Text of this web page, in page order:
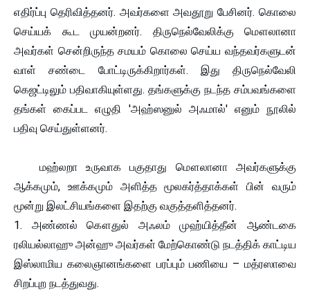
எதிர்ப்பு தெரிவித்தனர். அவர்களை அவதூறு பேசினர். கொலை
செய்யக் கூட முயன்றனர். திருநெல்வேலிக்கு மௌலானா
அவர்கள் சென்றிருந்த சமயம் கொலை செய்ய வந்தவர்களுடன்
வாள் சண்டை போட்டிருக்கிறார்கள். இது திருநெல்வேலி
கெஜட்டிலும் பதிவாகியுள்ளது. தங்களுக்கு நடந்த சம்பவங்களை
தங்கள் கைப்பட எழுதி 'அஹ்ஸனுல் அஃமால்' எனும் நூலில்
பதிவு செய்துள்ளனர்.
மஹ்லறா உருவாக பகுதாது மௌலானா அவர்களுக்கு
ஆக்கமும், ஊக்கமும் அளித்த மூலகர்த்தாக்கள் பின் வரும்
மூன்று இலட்சியங்களை இதற்கு வகுத்தளித்தனர்.
1. அண்ணல் கௌதுல் அஃலம் முஹ்யித்தீன் ஆண்டகை
ரலியல்லாஹு அன்ஹு அவர்கள் மேற்கொண்டு நடத்திக் காட்டிய
இஸ்லாமிய கலைஞானங்களை பரப்பும் பணியை – மத்ரஸாவை
சிறப்புற நடத்துவது.